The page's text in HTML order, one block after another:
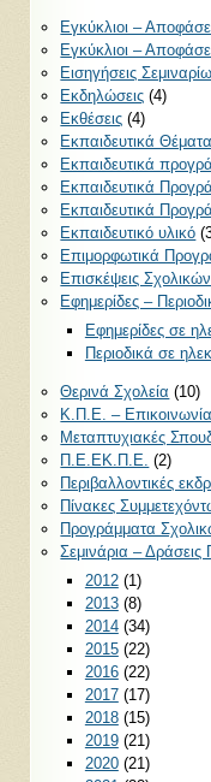
Εγκύκλιοι –
Εγκύκλιοι –
Εισηγήσεις
Εκδηλώσεις (4)
Εκθέσεις (4)
Εκπαιδευτικά Θέματα
Εκπαιδευτικά
Εκπαιδευτικά
Εκπαιδευτικά
Εκπαιδευτικό υλικό
Επιμορφωτικά
Επισκέψεις
Εφημερίδες –
Εφημερίδες σε
Περιοδικά σε
Θερινά Σχολεία (10)
Κ.Π.Ε. – Επικοινωνία
Μεταπτυχιακές
Π.Ε.ΕΚ.Π.Ε. (2)
Περιβαλλοντικές
Πίνακες
Προγράμματα
Σεμινάρια – Δράσεις
2012(1)
2013(8)
2014(34)
2015(22)
2016(22)
2017(17)
2018(15)
2019(21)
2020(21)